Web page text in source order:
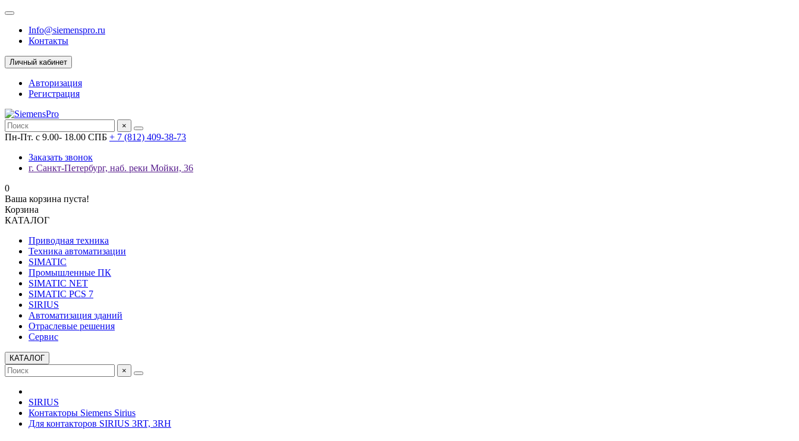
Info@siemenspro.ru
Контакты
Личный кабинет
Авторизация
Регистрация
×
Пн-Пт. с 9.00- 18.00 СПБ + 7 (812) 409-38-73
Заказать звонок
г. Санкт-Петербург, наб. реки Мойки, 36
0
Ваша корзина пуста!
Корзина
КАТАЛОГ
Приводная техника
Техника автоматизации
SIMATIC
Промышленные ПК
SIMATIC NET
SIMATIC PCS 7
SIRIUS
Автоматизация зданий
Отраслевые решения
Сервис
КАТАЛОГ
×
SIRIUS
Контакторы Siemens Sirius
Для контакторов SIRIUS 3RT, 3RH